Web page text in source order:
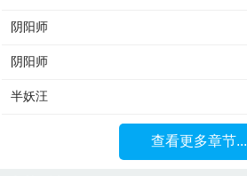
阴阳师
阴阳师
半妖汪
查看更多章节...